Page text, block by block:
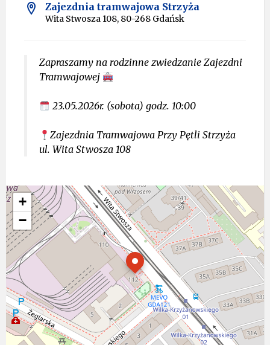
Zajezdnia tramwajowa Strzyża
Wita Stwosza 108, 80-268 Gdańsk
Zapraszamy na rodzinne zwiedzanie Zajezdni
Tramwajowej
23.05.2026r. (sobota) godz. 10:00
Zajezdnia Tramwajowa Przy Pętli Strzyża
ul. Wita Stwosza 108
+
−